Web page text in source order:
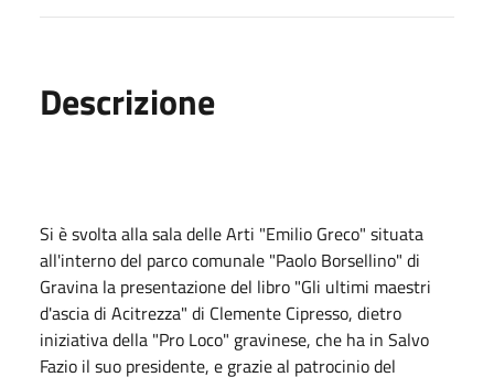
Descrizione
Si è svolta alla sala delle Arti "Emilio Greco" situata
all'interno del parco comunale "Paolo Borsellino" di
Gravina la presentazione del libro "Gli ultimi maestri
d'ascia di Acitrezza" di Clemente Cipresso, dietro
iniziativa della "Pro Loco" gravinese, che ha in Salvo
Fazio il suo presidente, e grazie al patrocinio del